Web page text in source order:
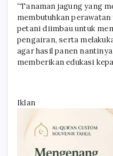
“Tanaman jagung yang
membutuhkan
petani diimbau untuk
pengairan, serta
agar hasil panen
memberikan edukasi
Iklan